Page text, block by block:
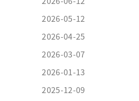
2026-05-12
2026-04-25
2026-03-07
2026-01-13
2025-12-09